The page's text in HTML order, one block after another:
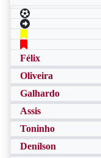
Félix
Oliveira
Galhardo
Assis
Toninho
Denílson